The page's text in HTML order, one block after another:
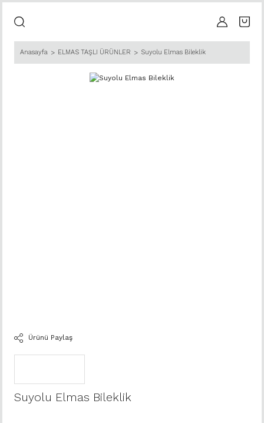
Anasayfa ELMAS TAŞLI ÜRÜNLER Suyolu Elmas Bileklik
Ürünü Paylaş
Suyolu Elmas Bileklik